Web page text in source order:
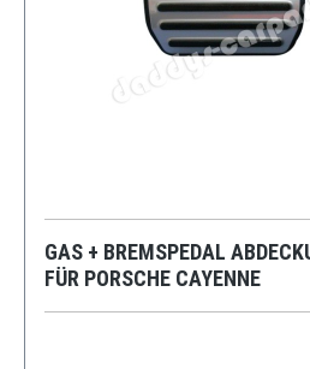
GAS + BREMSPEDAL
FÜR PORSCHE CAYENNE